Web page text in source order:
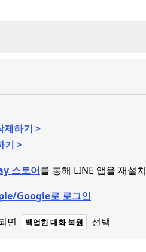
하기 >
기 >
스토어를 통해 LINE 앱을 재설치
Google로 로그인
면
백업한 대화 복원 선택